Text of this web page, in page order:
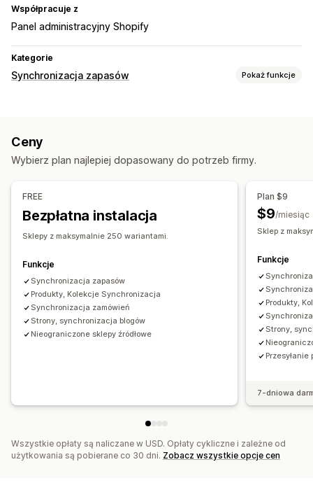
Współpracuje z
Panel administracyjny Shopify
Kategorie
Synchronizacja zapasów Pokaż funkcje
Jednostki SKU
Czas rzeczywisty
Niestandardowe powiadomienia
Aktualizacje zamówienia
Status w czasie rzeczywistym
Ceny
Wybierz plan najlepiej dopasowany do potrzeb firmy.
FREE
Bezpłatna instalacja
Sklepy z maksymalnie 250 wariantami.
Funkcje
Synchronizacja zapasów
Produkty, Kolekcje Synchronizacja
Synchronizacja zamówień
Strony, synchronizacja blogów
Nieograniczone sklepy źródłowe
Plan $9
$9/miesiąc
Sklep z
Funkcje
Produkty,
Strony,
Przesyłanie
7-dniowa
Wszystkie opłaty są naliczane w USD. Opłaty cykliczne i zależne od
użytkowania są pobierane co 30 dni. Zobacz wszystkie opcje cen